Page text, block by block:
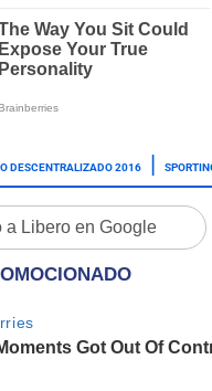
DESCENTRALIZADO 2016
a Libero en Google